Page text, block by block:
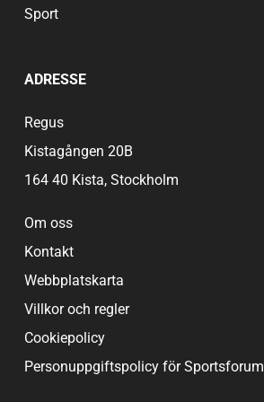
Sport
ADRESSE
Regus
Kistagången 20B
164 40 Kista, Stockholm
Om oss
Kontakt
Webbplatskarta
Villkor och regler
Cookiepolicy
Personuppgiftspolicy för Sportsforum